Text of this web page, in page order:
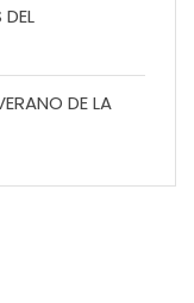
DE LA